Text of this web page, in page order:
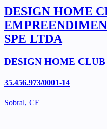
DESIGN HOME
SPE LTDA
DESIGN HOME
35.456.973/0001-14
Sobral, CE